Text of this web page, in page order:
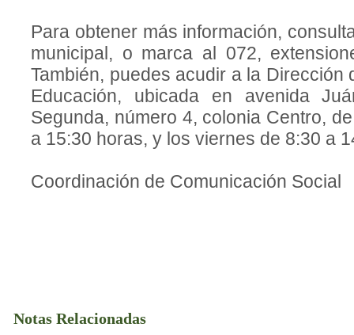
Para obtener más información,
municipal, o marca al 072,
También, puedes acudir a la Dirección
Educación, ubicada en avenida
Segunda, número 4, colonia Centro,
a 15:30 horas, y los viernes de 8:30 a
Coordinación de Comunicación Social
Notas Relacionadas